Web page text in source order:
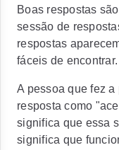
Boas respostas
sessão de
respostas
fáceis de encontrar.
A pessoa que fez
resposta como
significa que essa
significa que